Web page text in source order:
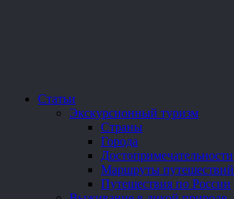
Статьи
Экскурсионный туризм
Страны
Города
Достопримечательности
Маршруты путешествий
Путешествия по России